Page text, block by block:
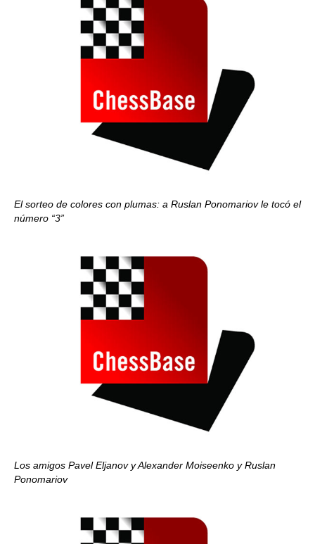
El sorteo de colores con plumas: a Ruslan Ponomariov le tocó el
número “3”
Los amigos Pavel Eljanov y Alexander Moiseenko y Ruslan
Ponomariov